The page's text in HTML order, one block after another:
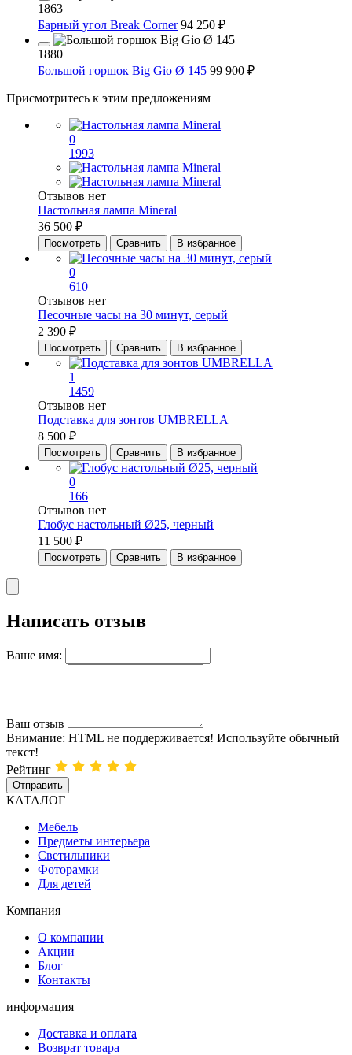
1863
Барный угол Break Corner 94 250 ₽
1880
Большой горшок Big Gio Ø 145 99 900 ₽
Присмотритесь к этим предложениям
0
1993
Отзывов нет
Настольная лампа Mineral
36 500 ₽
Посмотреть Сравнить В избранное
0
610
Отзывов нет
Песочные часы на 30 минут, серый
2 390 ₽
Посмотреть Сравнить В избранное
1
1459
Отзывов нет
Подставка для зонтов UMBRELLA
8 500 ₽
Посмотреть Сравнить В избранное
0
166
Отзывов нет
Глобус настольный Ø25, черный
11 500 ₽
Посмотреть Сравнить В избранное
Написать отзыв
Ваше имя:
Ваш отзыв
Внимание: HTML не поддерживается! Используйте обычный
текст!
Рейтинг
Отправить
КАТАЛОГ
Мебель
Предметы интерьера
Светильники
Фоторамки
Для детей
Компания
О компании
Акции
Блог
Контакты
информация
Доставка и оплата
Возврат товара